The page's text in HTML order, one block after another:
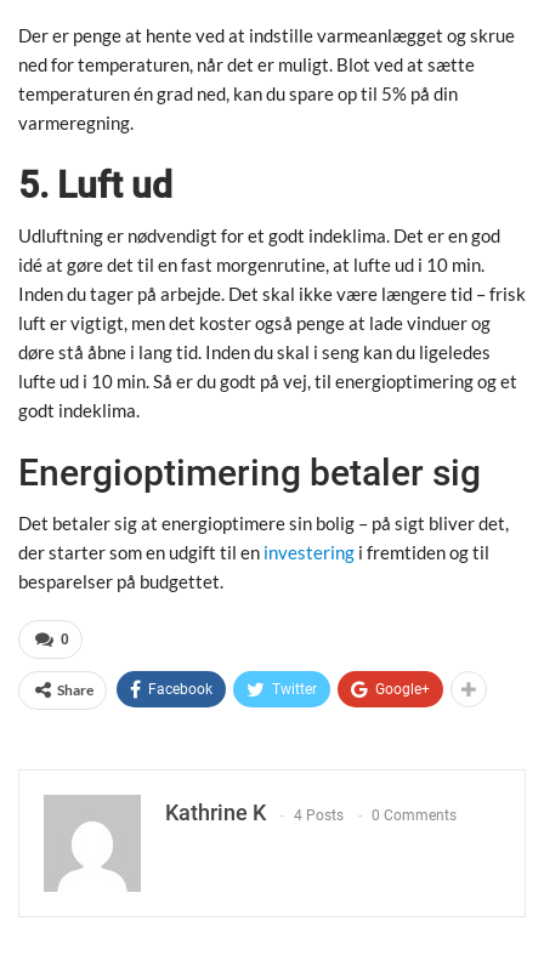
Der er penge at hente ved at indstille varmeanlægget og skrue
ned for temperaturen, når det er muligt. Blot ved at sætte
temperaturen én grad ned, kan du spare op til 5% på din
varmeregning.
5. Luft ud
Udluftning er nødvendigt for et godt indeklima. Det er en god
idé at gøre det til en fast morgenrutine, at lufte ud i 10 min.
Inden du tager på arbejde. Det skal ikke være længere tid – frisk
luft er vigtigt, men det koster også penge at lade vinduer og
døre stå åbne i lang tid. Inden du skal i seng kan du ligeledes
lufte ud i 10 min. Så er du godt på vej, til energioptimering og et
godt indeklima.
Energioptimering betaler sig
Det betaler sig at energioptimere sin bolig – på sigt bliver det,
der starter som en udgift til en investering i fremtiden og til
besparelser på budgettet.
0
Share Facebook Twitter Google+
Kathrine K 4 Posts 0 Comments